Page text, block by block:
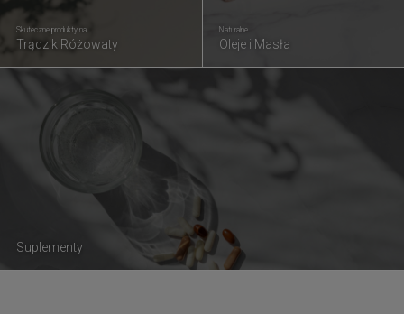
Suplementy
Skuteczne produkty na
Trądzik Różowaty
Naturalne
Oleje i Masła